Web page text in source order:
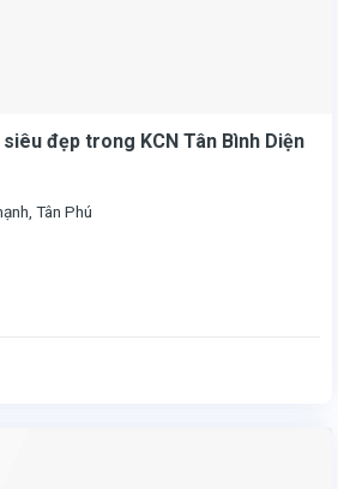
đẹp trong KCN Tân Bình Diện
Tân Phú